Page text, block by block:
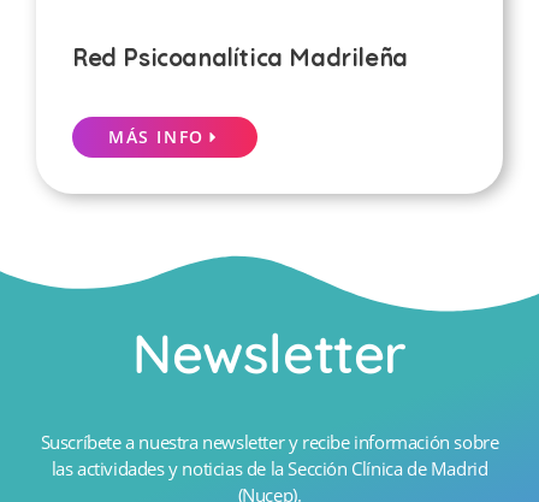
Red Psicoanalítica Madrileña
MÁS INFO
Newsletter
Suscríbete a nuestra newsletter y recibe información sobre
las actividades y noticias de la Sección Clínica de Madrid
(Nucep).